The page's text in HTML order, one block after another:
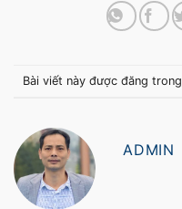
Bài viết này được đăng trong
ADMIN